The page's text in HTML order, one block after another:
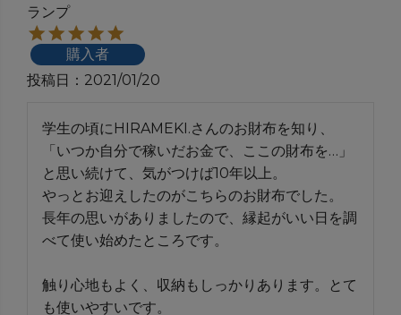
ランプ
購入者
投稿日
2021/01/20
学生の頃にHIRAMEKI.さんのお財布を知り、
「いつか自分で稼いだお金で、ここの財布を…」
と思い続けて、気がつけば10年以上。
やっとお迎えしたのがこちらのお財布でした。
長年の思いがありましたので、縁起がいい日を調
べて使い始めたところです。
触り心地もよく、収納もしっかりあります。とて
も使いやすいです。